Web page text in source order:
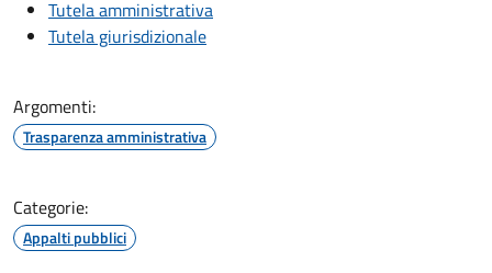
Tutela amministrativa
Tutela giurisdizionale
Argomenti:
Trasparenza amministrativa
Categorie:
Appalti pubblici